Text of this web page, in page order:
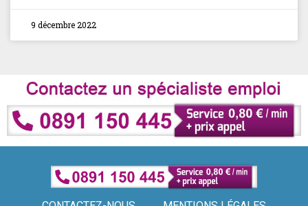
9 décembre 2022